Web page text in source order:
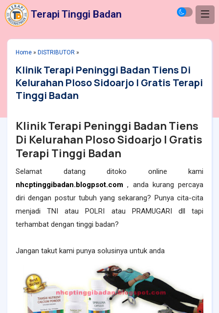
Terapi Tinggi Badan
Home » DISTRIBUTOR »
Klinik Terapi Peninggi Badan Tiens Di
Kelurahan Ploso Sidoarjo | Gratis Terapi
Tinggi Badan
Klinik Terapi Peninggi Badan Tiens
Di Kelurahan PlosoSidoarjo | Gratis
Terapi Tinggi Badan
Selamat datang ditoko online kami
nhcptinggibadan.blogpsot.com , anda kurang percaya
diri dengan postur tubuh yang sekarang? Punya cita-cita
menjadi TNI atau POLRI atau PRAMUGARI dll tapi
terhambat dengan tinggi badan?
Jangan takut kami punya solusinya untuk anda